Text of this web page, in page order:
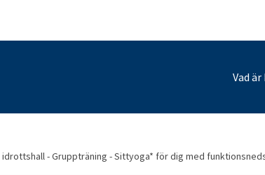
Vad är
idrottshall - Gruppträning - Sittyoga* för dig med